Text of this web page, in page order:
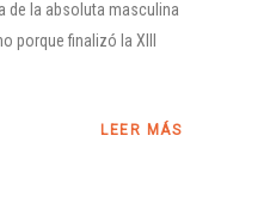
de la absoluta masculina
porque finalizó la XIII
LEER MÁS